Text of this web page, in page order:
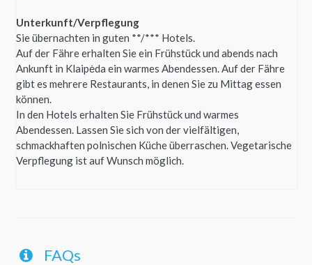
Unterkunft/Verpflegung
Sie übernachten in guten **/*** Hotels.
Auf der Fähre erhalten Sie ein Frühstück und abends nach
Ankunft in Klaipėda ein warmes Abendessen. Auf der Fähre
gibt es mehrere Restaurants, in denen Sie zu Mittag essen
können.
In den Hotels erhalten Sie Frühstück und warmes
Abendessen. Lassen Sie sich von der vielfältigen,
schmackhaften polnischen Küche überraschen. Vegetarische
Verpflegung ist auf Wunsch möglich.
FAQs